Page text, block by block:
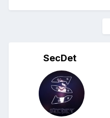
SecDet